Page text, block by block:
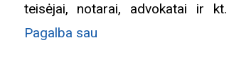
teisėjai, notarai, advokatai ir kt.
Pagalba sau